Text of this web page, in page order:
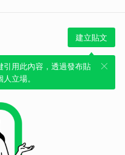
建立貼文
引用此內容，透過發布貼
立場。